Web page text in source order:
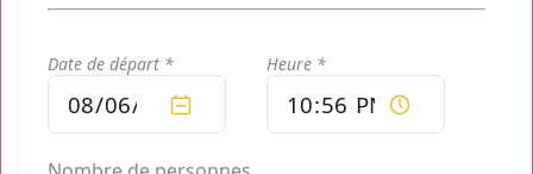
invités.